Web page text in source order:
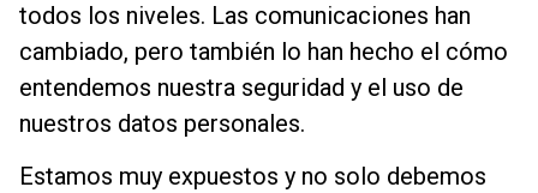
todos los niveles. Las comunicaciones han
cambiado, pero también lo han hecho el cómo
entendemos nuestra seguridad y el uso de
nuestros datos personales.
Estamos muy expuestos y no solo debemos